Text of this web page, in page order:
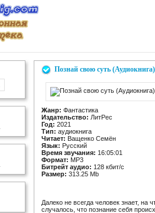
Познай свою суть (Аудиокнига)
Жанр: Фантастика
Издательство: ЛитРес
Год: 2021
Тип: аудиокнига
Читает: Ващенко Семён
Язык: Русский
Время звучания: 16:05:01
Формат: MP3
Битрейт аудио: 128 кбит/c
Размер: 313.25 Mb
Далеко не всегда человек знает, на
случалось, что познание себя